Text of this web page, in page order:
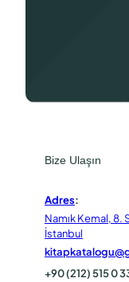
Bize Ulaşın
Adres:
Namık Kemal, 8.
İstanbul
+90 (212) 515 0